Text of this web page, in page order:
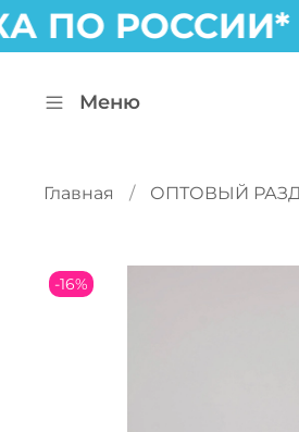
ПО
Меню
Главная ОПТОВЫЙ
-16%